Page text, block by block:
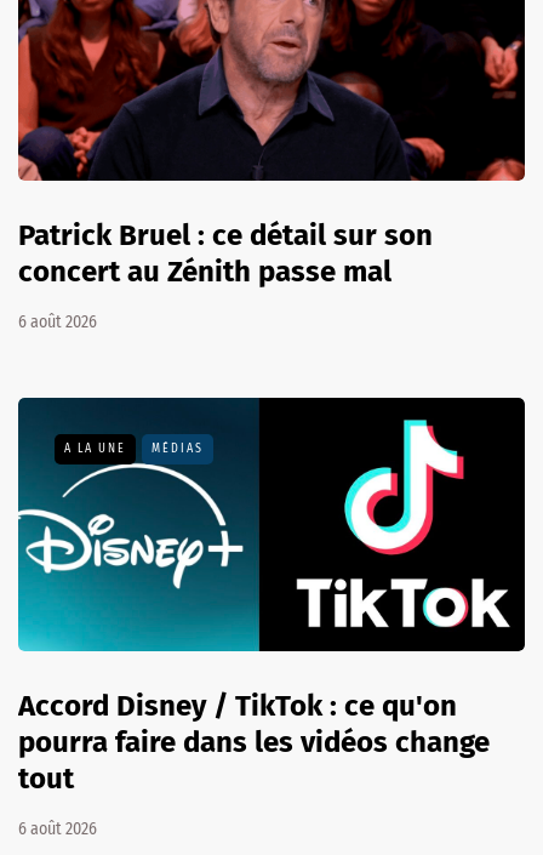
Patrick Bruel : ce détail sur son
concert au Zénith passe mal
6 août 2026
A LA UNE MÉDIAS
Accord Disney / TikTok : ce qu'on
pourra faire dans les vidéos change
tout
6 août 2026